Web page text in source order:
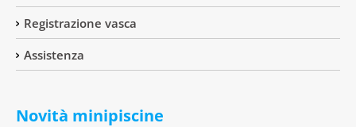
Registrazione vasca
Assistenza
Novità minipiscine